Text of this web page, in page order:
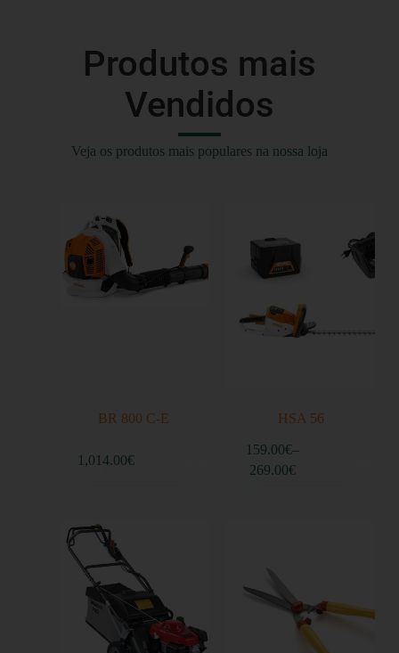
Produtos mais
Vendidos
Veja os produtos mais populares na nossa loja
BR 800 C-E
1,014.00€
HSA 56
159.00€–
269.00€